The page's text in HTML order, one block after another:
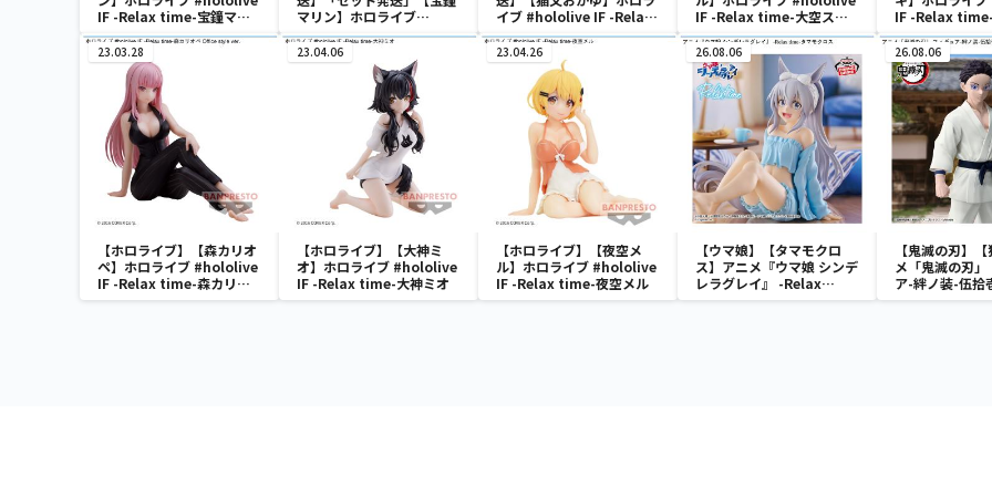
IF -Relax time-宝鐘マリ
ン
マリン】ホロライブ
#hololive IF -Relax
time-宝鐘マリン
イブ #hololive IF -Relax
time-猫又おかゆ
IF -Relax time-大空スバ
ル School style ver.
IF -Relax
キ
23.03.28
【ホロライブ】【森カリオ
ペ】ホロライブ #hololive
IF -Relax time-森カリオ
ペ Office style ver.
23.04.06
【ホロライブ】【大神ミ
オ】ホロライブ #hololive
IF -Relax time-大神ミオ
23.04.26
【ホロライブ】【夜空メ
ル】ホロライブ #hololive
IF -Relax time-夜空メル
26.08.06
【ウマ娘】【タマモクロ
ス】アニメ『ウマ娘 シンデ
レラグレイ』 -Relax
time-タマモクロス
26.08.06
【鬼滅の刃】
メ「鬼滅の刃」
ア-絆ノ装-伍拾